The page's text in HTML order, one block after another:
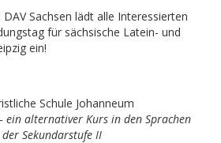
Sachsen lädt alle Interessierten
für sächsische Latein- und
ein!
Schule Johanneum
ein alternativer Kurs in den Sprachen
Sekundarstufe II